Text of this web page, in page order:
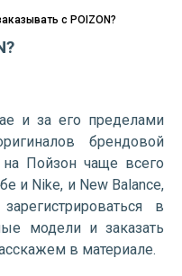
с POIZON?
и за его пределами
брендовой
Пойзон чаще всего
и Nike, и New Balance,
в
модели и заказать
в материале.